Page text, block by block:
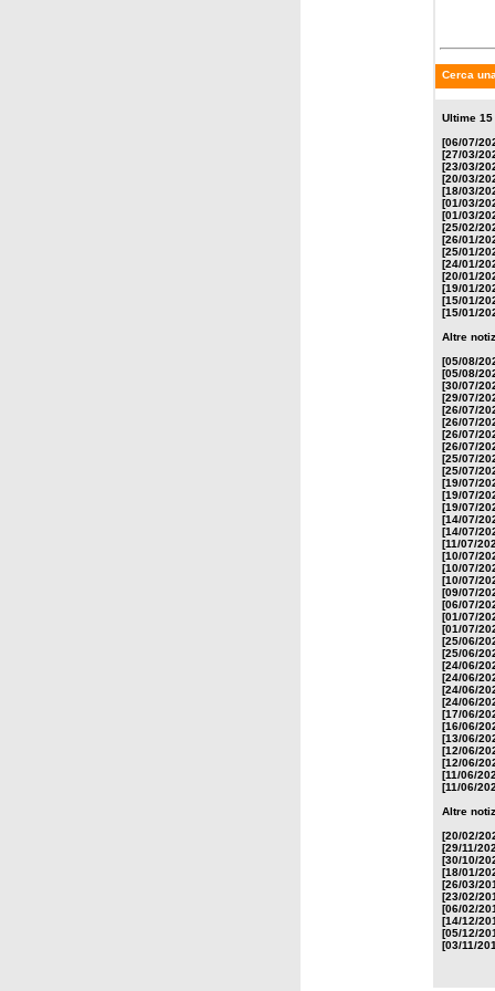
Cerca
Ultime
[06/07/
[27/03/
[23/03/
[20/03/
[18/03/
[01/03/
[01/03/
[25/02/
[26/01/
[25/01/
[24/01/
[20/01/
[19/01/
[15/01/
[15/01/
Altre
[05/08/
[05/08/
[30/07/
[29/07/
[26/07/
[26/07/
[26/07/
[26/07/
[25/07/
[25/07/
[19/07/
[19/07/
[19/07/
[14/07/
[14/07/
[11/07/
[10/07/
[10/07/
[10/07/
[09/07/
[06/07/
[01/07/
[01/07/
[25/06/
[25/06/
[24/06/
[24/06/
[24/06/
[24/06/
[17/06/
[16/06/
[13/06/
[12/06/
[12/06/
[11/06/
[11/06/
Altre
[20/02/
[29/11/
[30/10/
[18/01/
[26/03/
[23/02/
[06/02/
[14/12/
[05/12/
[03/11/